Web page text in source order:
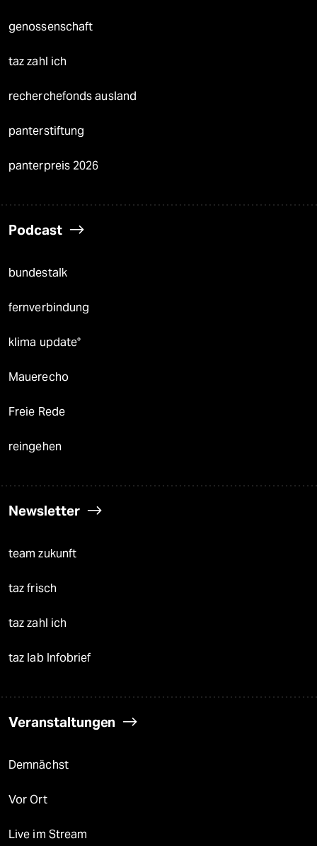
genossenschaft
taz zahl ich
recherchefonds ausland
panterstiftung
panterpreis 2026
Podcast
bundestalk
fernverbindung
klima update°
Mauerecho
Freie Rede
reingehen
Newsletter
team zukunft
taz frisch
taz zahl ich
taz lab Infobrief
Veranstaltungen
Demnächst
Vor Ort
Live im Stream